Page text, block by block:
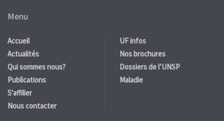
Menu
Accueil
Actualités
Qui sommes nous?
Publications
S'affilier
Nous contacter
UF infos
Nos brochures
Dossiers de l’UNSP
Maladie